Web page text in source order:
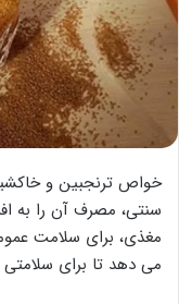
خواص ترنجبین و
سنتی، مصرف آن را به
مغذی، برای سلامت
می دهد تا برای سلامتی